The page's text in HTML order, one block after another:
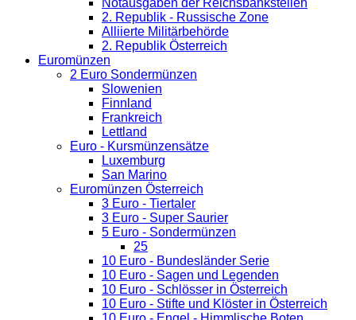
2. Republik - Russische Zone
Alliierte Militärbehörde
2. Republik Österreich
Euromünzen
2 Euro Sondermünzen
Slowenien
Finnland
Frankreich
Lettland
Euro - Kursmünzensätze
Luxemburg
San Marino
Euromünzen Österreich
3 Euro - Tiertaler
3 Euro - Super Saurier
5 Euro - Sondermünzen
25
10 Euro - Bundesländer Serie
10 Euro - Sagen und Legenden
10 Euro - Schlösser in Österreich
10 Euro - Stifte und Klöster in Österreich